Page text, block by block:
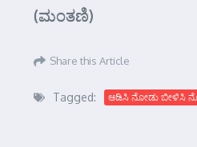
(ಮಂತಣಿ)
Share this Article
Tagged: ಆಡಿಸಿ ನೋಡು ಬೀಳಿಸಿ